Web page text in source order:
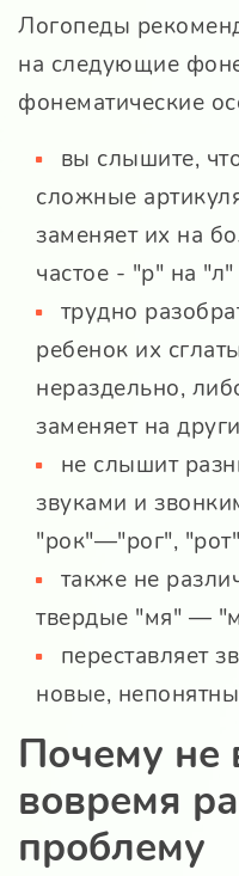
Логопеды
на следующие
фонематические
вы слышите,
сложные
заменяет их на
частое - "р" на
трудно
ребенок их
нераздельно,
заменяет на
не слышит
звуками и
"рок"—"рог",
также не
твердые "мя" —
переставляет
новые,
Почему не
вовремя
проблему